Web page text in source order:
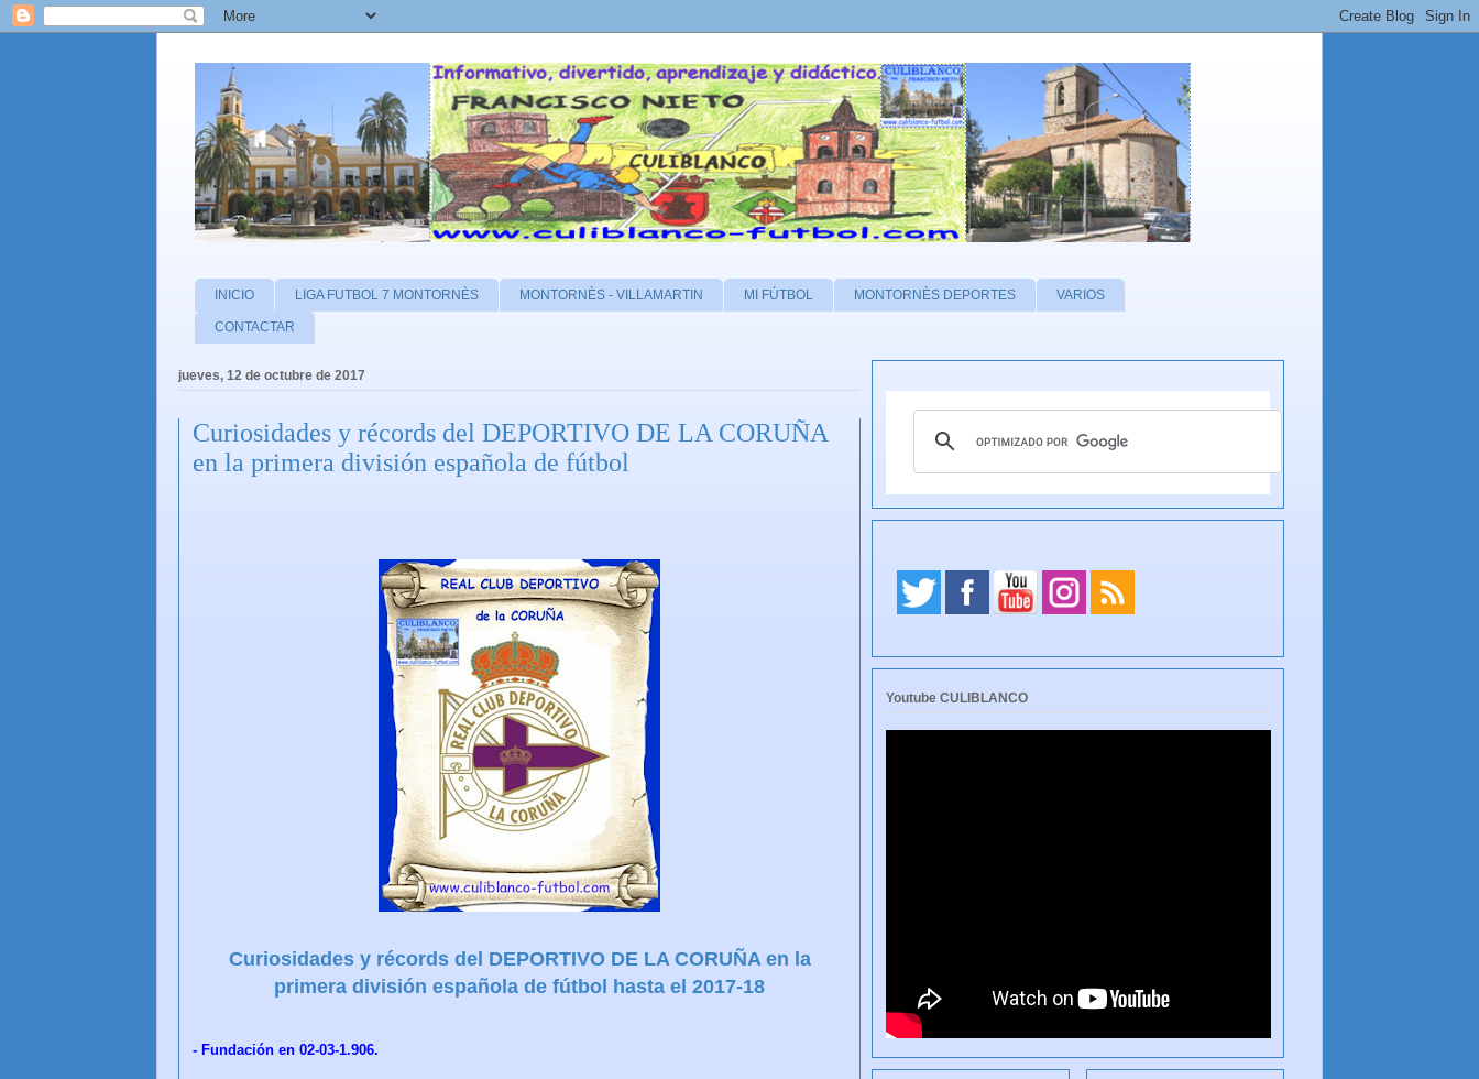
INICIO LIGA FUTBOL 7 MONTORNÈS MONTORNÈS - VILLAMARTIN MI FÚTBOL MONTORNÈS DEPORTES VARIOS
CONTACTAR
jueves, 12 de octubre de 2017
Curiosidades y récords del DEPORTIVO DE LA CORUÑA
en la primera división española de fútbol
Curiosidades y récords del DEPORTIVO DE LA CORUÑA en la
primera división española de fútbol hasta el 2017-18
- Fundación en 02-03-1.906.
Youtube CULIBLANCO